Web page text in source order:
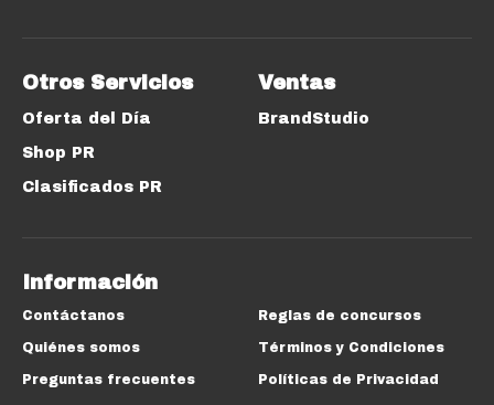
Otros Servicios
Oferta del Día
Shop PR
Clasificados PR
Ventas
BrandStudio
Información
Contáctanos
Quiénes somos
Preguntas frecuentes
Reglas de concursos
Términos y Condiciones
Políticas de Privacidad